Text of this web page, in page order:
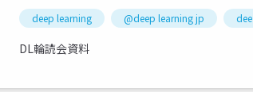
deep learning @deep learning jp dee
DL輪読会資料